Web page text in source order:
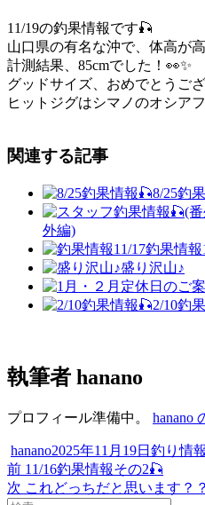
11/19の釣果情報です🎣
山口県の有名な沖で、体高が
計測結果、85cmでした！👀✨
グッドサイズ、おめでとうご
ヒットジグはシマノのオシア
関連する記事
8/25釣
外編)
釣果情報
盛り沢山♪
2/10釣
執筆者 hanano
プロフィール準備中。 hanano
投
稿
者
hanano投
稿
日:
2025年11月19日 カ
テ
ゴ
釣り情報
投
前 過
去
11/16釣果情報その2🎣
次 次
これどっちだと思います？？